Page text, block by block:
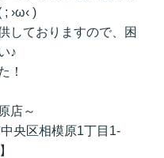
›ω‹ )
しておりますので、困
♪
！
店～
央区相模原1丁目1-